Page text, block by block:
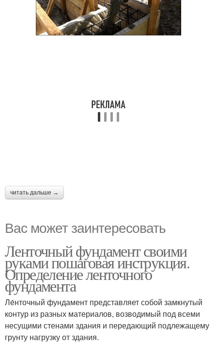
читать дальше →
Вас может заинтересовать
Ленточный фундамент своими
руками пошаговая инструкция.
Определение ленточного
фундамента
Ле́нточный фундамент представляет собой замкнутый
контур из разных материалов, возводимый под всеми
несущими стенами здания и передающий подлежащему
грунту нагрузку от здания.